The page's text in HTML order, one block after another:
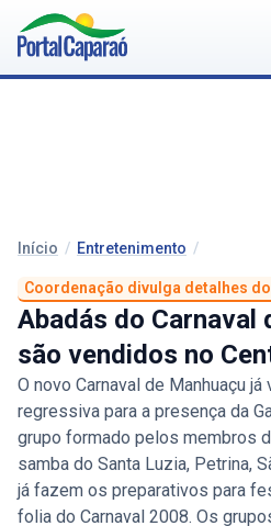
Início / Entretenimento /
Coordenação divulga detalhes
Abadás do Carnaval
são vendidos no
O novo Carnaval de Manhuaçu
regressiva para a presença da
grupo formado pelos membros
samba do Santa Luzia, Petrina,
já fazem os preparativos para
folia do Carnaval 2008. Os